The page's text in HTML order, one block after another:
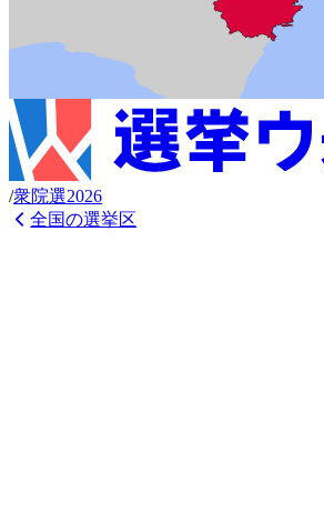
/衆院選2026
全国の選挙区